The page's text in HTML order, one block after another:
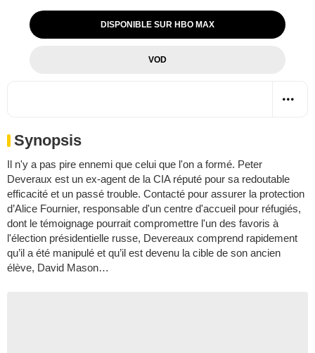
DISPONIBLE SUR HBO MAX
VOD
Synopsis
Il n'y a pas pire ennemi que celui que l'on a formé. Peter
Deveraux est un ex-agent de la CIA réputé pour sa redoutable
efficacité et un passé trouble. Contacté pour assurer la protection
d’Alice Fournier, responsable d'un centre d'accueil pour réfugiés,
dont le témoignage pourrait compromettre l'un des favoris à
l'élection présidentielle russe, Devereaux comprend rapidement
qu’il a été manipulé et qu’il est devenu la cible de son ancien
élève, David Mason…